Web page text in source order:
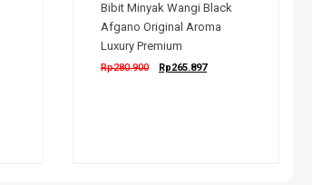
Bibit Minyak Wangi Black
Afgano Original Aroma
Luxury Premium
Rp280.900 Rp265.897